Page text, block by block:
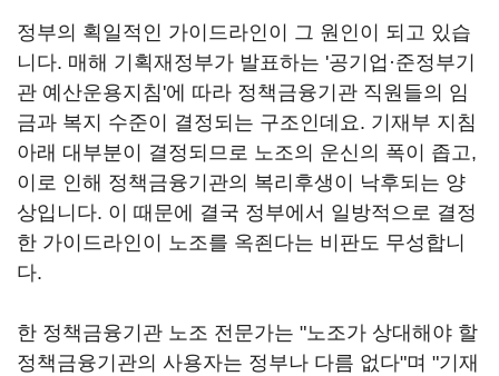
정부의 획일적인 가이드라인이 그 원인이 되고 있습
니다. 매해 기획재정부가 발표하는 '공기업·준정부기
관 예산운용지침'에 따라 정책금융기관 직원들의 임
금과 복지 수준이 결정되는 구조인데요. 기재부 지침
아래 대부분이 결정되므로 노조의 운신의 폭이 좁고,
이로 인해 정책금융기관의 복리후생이 낙후되는 양
상입니다. 이 때문에 결국 정부에서 일방적으로 결정
한 가이드라인이 노조를 옥죈다는 비판도 무성합니
다.
한 정책금융기관 노조 전문가는 "노조가 상대해야 할
정책금융기관의 사용자는 정부나 다름 없다"며 "기재